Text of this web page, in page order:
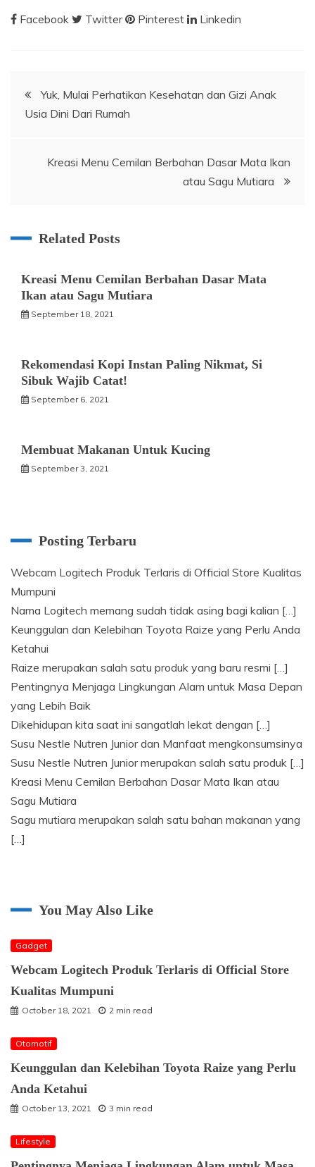
Facebook Twitter Pinterest Linkedin
PostYuk, Mulai Perhatikan Kesehatan dan Gizi Anak
Usia Dini Dari Rumah
Kreasi Menu Cemilan Berbahan Dasar Mata Ikan
atau Sagu Mutiara
Related Posts
Kreasi Menu Cemilan Berbahan Dasar Mata
Ikan atau Sagu Mutiara
September 18, 2021
Rekomendasi Kopi Instan Paling Nikmat, Si
Sibuk Wajib Catat!
September 6, 2021
Membuat Makanan Untuk Kucing
September 3, 2021
Posting Terbaru
Webcam Logitech Produk Terlaris di Official Store Kualitas
Mumpuni
Nama Logitech memang sudah tidak asing bagi kalian […]
Keunggulan dan Kelebihan Toyota Raize yang Perlu Anda
Ketahui
Raize merupakan salah satu produk yang baru resmi […]
Pentingnya Menjaga Lingkungan Alam untuk Masa Depan
yang Lebih Baik
Dikehidupan kita saat ini sangatlah lekat dengan […]
Susu Nestle Nutren Junior dan Manfaat mengkonsumsinya
Susu Nestle Nutren Junior merupakan salah satu produk […]
Kreasi Menu Cemilan Berbahan Dasar Mata Ikan atau
Sagu Mutiara
Sagu mutiara merupakan salah satu bahan makanan yang
[…]
You May Also Like
Gadget
Webcam Logitech Produk Terlaris di Official Store
Kualitas Mumpuni
October 18, 2021 2 min read
Otomotif
Keunggulan dan Kelebihan Toyota Raize yang Perlu
Anda Ketahui
October 13, 2021 3 min read
Lifestyle